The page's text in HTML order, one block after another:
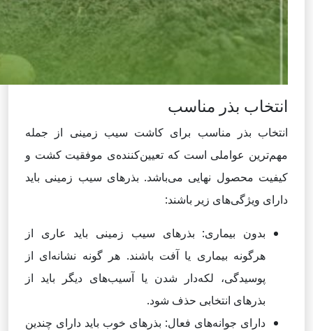
انتخاب بذر مناسب
انتخاب بذر مناسب برای کاشت سیب زمینی از جمله
مهم‌ترین عواملی است که تعیین‌کننده‌ی موفقیت کشت و
کیفیت محصول نهایی می‌باشد. بذرهای سیب زمینی باید
دارای ویژگی‌های زیر باشند:
بدون بیماری: بذرهای سیب زمینی باید عاری از
هرگونه بیماری یا آفت باشند. هر گونه نشانه‌ای از
پوسیدگی، لکه‌دار شدن یا آسیب‌های دیگر باید از
بذرهای انتخابی حذف شود.
دارای جوانه‌های فعال: بذرهای خوب باید دارای چندین